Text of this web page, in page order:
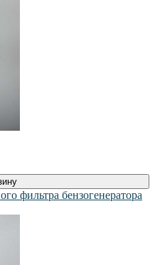
фильтра бензогенератора